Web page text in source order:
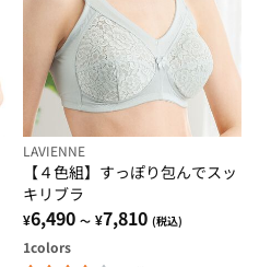
LAVIENNE
【４色組】すっぽり包んでスッ
キリブラ
¥6,490 ～ ¥7,810 (税込)
1colors